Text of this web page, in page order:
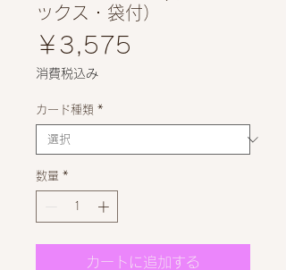
ックス・袋付）
￥3,575
消費税込み
カード種類 *
数量 *
カートに追加する